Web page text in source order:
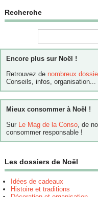
Recherche
Encore plus sur Noël !
Retrouvez de nombreux
Conseils, infos, organisation...
Mieux consommer à Noël !
Sur
Le Mag de la Conso , de
consommer responsable !
Les dossiers de Noël
Idées de cadeaux
Histoire et traditions